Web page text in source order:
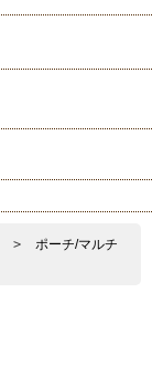
>
ポーチ/マルチ